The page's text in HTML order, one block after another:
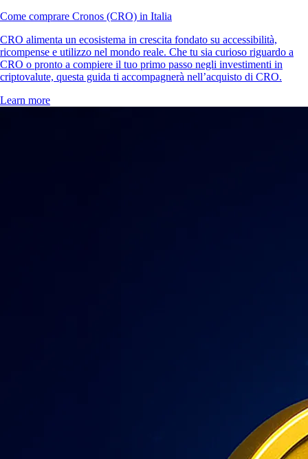
Come comprare Cronos (CRO) in Italia
CRO alimenta un ecosistema in crescita fondato su accessibilità,
ricompense e utilizzo nel mondo reale. Che tu sia curioso riguardo a
CRO o pronto a compiere il tuo primo passo negli investimenti in
criptovalute, questa guida ti accompagnerà nell’acquisto di CRO.
Learn more